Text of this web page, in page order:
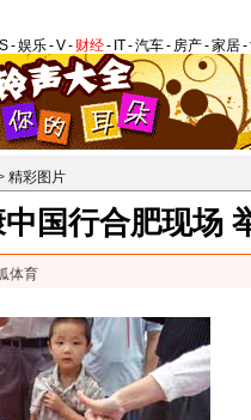
S-娱乐-V- 财经- IT-汽车- 房产-家居-
精彩图片
国行合肥现场
体育